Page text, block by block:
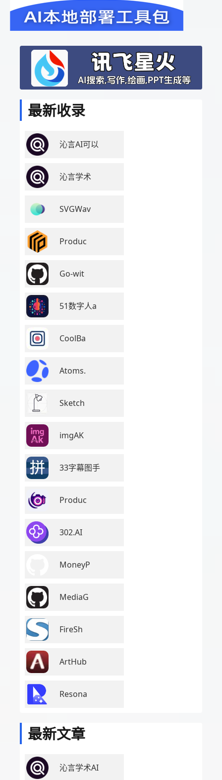
最新收录
沁言AI可以
沁言学术
SVGWav
Produc
Go-wit
51数字人a
CoolBa
Atoms.
Sketch
imgAK
33字幕图手
Produc
302.AI
MoneyP
MediaG
FireSh
ArtHub
Resona
最新文章
沁言学术AI